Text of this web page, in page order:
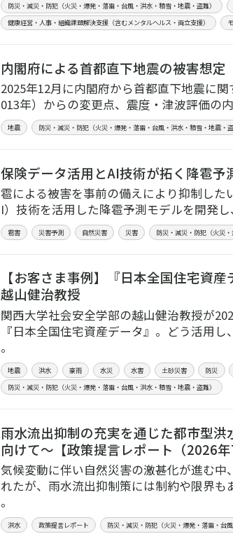
防災・減災・防犯（火災・爆発・落雷・台風・洪水・積雪・地震・盗難）
健康経営・人事・組織課題解決支援（含むメンタルヘルス・両立支援）
内閣府による首都直下地震の被害想定
2025年12月に内閣府から首都直下地震に
013年）からの変更点、震度・津波評価の
地震 防災・減災・防犯（火災・爆発・落雷・台風・洪水・積雪・地震・盗
保険データ活用とAI技術が拓く降雹
雹による被害を事前の備えにより抑制し
I）技術を活用した降雹予測モデルを開発
雹害 災害予測 自然災害 災害 防災・減災・防犯（火災
【お客さま事例】『日本全国住宅資
越山健治教授
関西大学社会安全学部の越山健治教授が
『日本全国住宅資産データ』。どう活用
。
地震 洪水 豪雨 水災 水害 土砂災害 防災
防災・減災・防犯（火災・爆発・落雷・台風・洪水・積雪・地震・盗難）
雨水流出抑制の充実を通じた都市型
向けて～【政策提言レポート（2026年
気候変動に伴い自然災害の激甚化が進む
れたが、雨水流出抑制策には制約や限界
。
洪水 政策提言レポート 防災・減災・防犯（火災・爆発・落雷・台